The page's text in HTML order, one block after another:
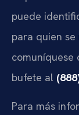
puede
para quien se
comuníquese
bufete al
Para más